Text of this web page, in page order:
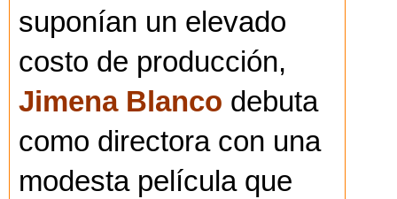
suponían un elevado
costo de producción,
Jimena Blanco debuta
como directora con una
modesta película que